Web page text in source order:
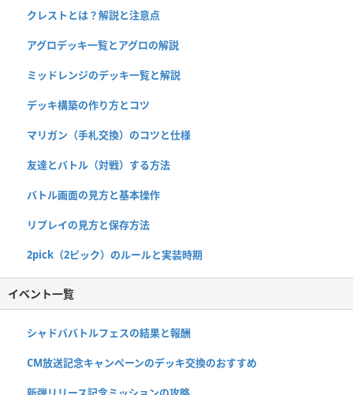
クレストとは？解説と注意点
アグロデッキ一覧とアグロの解説
ミッドレンジのデッキ一覧と解説
デッキ構築の作り方とコツ
マリガン（手札交換）のコツと仕様
友達とバトル（対戦）する方法
バトル画面の見方と基本操作
リプレイの見方と保存方法
2pick（2ピック）のルールと実装時期
イベント一覧
シャドババトルフェスの結果と報酬
CM放送記念キャンペーンのデッキ交換のおすすめ